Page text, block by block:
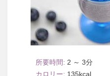
2 ～ 3
135